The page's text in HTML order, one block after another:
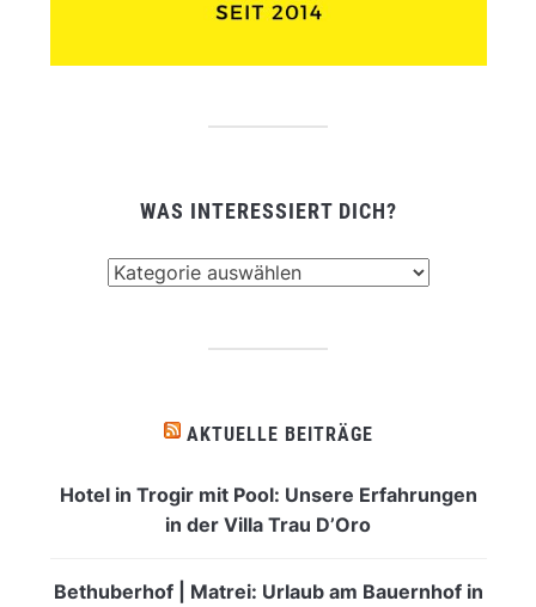
WAS INTERESSIERT DICH?
AKTUELLE BEITRÄGE
Hotel in Trogir mit Pool: Unsere Erfahrungen
in der Villa Trau D’Oro
Bethuberhof | Matrei: Urlaub am Bauernhof in